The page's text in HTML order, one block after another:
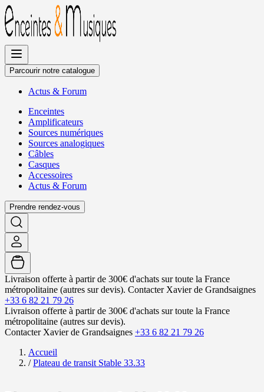
Allez
au
contenu
Parcourir notre catalogue
Actus & Forum
Enceintes
Amplificateurs
Sources numériques
Sources analogiques
Câbles
Casques
Accessoires
Actus & Forum
Prendre rendez-vous
Livraison offerte à partir de 300€ d'achats sur toute la France
métropolitaine (autres sur devis). Contacter Xavier de Grandsaignes
+33 6 82 21 79 26
Livraison offerte à partir de 300€ d'achats sur toute la France
métropolitaine (autres sur devis).
Contacter Xavier de Grandsaignes +33 6 82 21 79 26
Accueil
/ Plateau de transit Stable 33.33